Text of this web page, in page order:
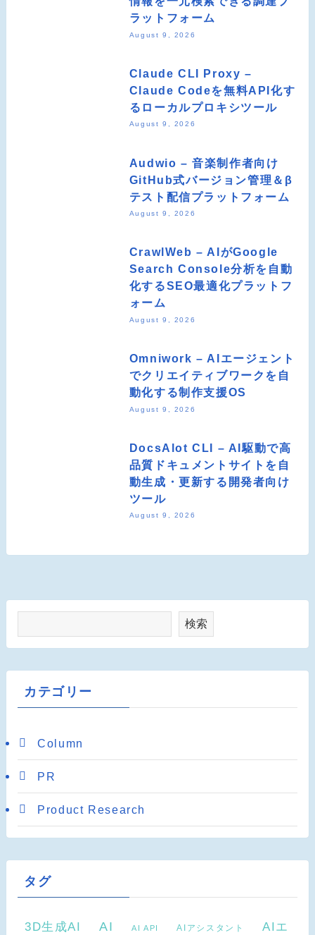
ラットフォーム
August 9, 2026
Claude CLI Proxy –
Claude Codeを無料API化す
るローカルプロキシツール
August 9, 2026
Audwio – 音楽制作者向け
GitHub式バージョン管理＆β
テスト配信プラットフォーム
August 9, 2026
CrawlWeb – AIがGoogle
Search Console分析を自動
化するSEO最適化プラットフ
ォーム
August 9, 2026
Omniwork – AIエージェント
でクリエイティブワークを自
動化する制作支援OS
August 9, 2026
DocsAlot CLI – AI駆動で高
品質ドキュメントサイトを自
動生成・更新する開発者向け
ツール
August 9, 2026
検索
カテゴリー
Column
PR
Product Research
タグ
3D生成AI AI AI API AIアシスタント
AIエ